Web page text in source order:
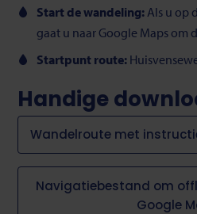
Start de wandeling: Als u op
gaat u naar Google Maps om
Startpunt route:
Handige
Wandelroute met
Navigatiebestand om
Google